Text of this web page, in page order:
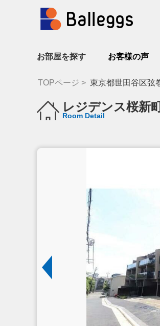
お部屋を探す お客様の声
TOPページ 東京都世田谷区弦
レジデンス桜新
Room Detail